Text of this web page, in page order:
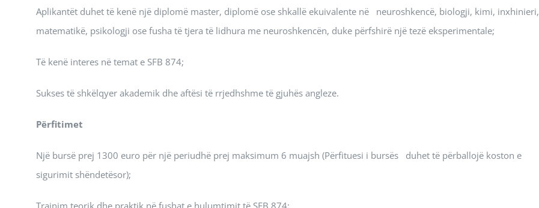
Aplikantët duhet të kenë një diplomë master, diplomë ose shkallë ekuivalente në neuroshkencë, biologji, kimi, inxhinieri,
matematikë, psikologji ose fusha të tjera të lidhura me neuroshkencën, duke përfshirë një tezë eksperimentale;
Të kenë interes në temat e SFB 874;
Sukses të shkëlqyer akademik dhe aftësi të rrjedhshme të gjuhës angleze.
Përfitimet
Një bursë prej 1300 euro për një periudhë prej maksimum 6 muajsh (Përfituesi i bursës duhet të përballojë koston e
sigurimit shëndetësor);
Trajnim teorik dhe praktik në fushat e hulumtimit të SFB 874;